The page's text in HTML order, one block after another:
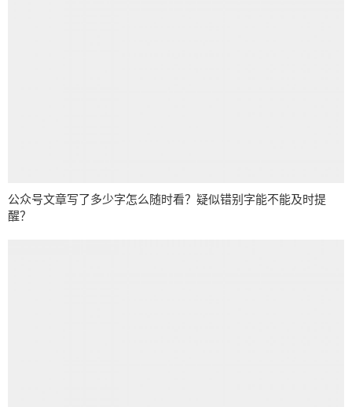
公众号文章写了多少字怎么随时看？疑似错别字能不能及时提
醒？